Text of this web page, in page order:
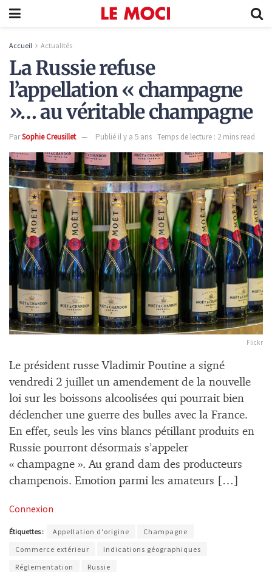
Accueil Actualités
La Russie refuse
l’appellation « champagne
»… au véritable champagne
ParSophie Creusillet Publié il y a 5 ans Temps de lecture : 2 mins read
Flickr
Le président russe Vladimir Poutine a signé
vendredi 2 juillet un amendement de la nouvelle
loi sur les boissons alcoolisées qui pourrait bien
déclencher une guerre des bulles avec la France.
En effet, seuls les vins blancs pétillant produits en
Russie pourront désormais s’appeler
« champagne ». Au grand dam des producteurs
champenois. Emotion parmi les amateurs […]
Connexion
Étiquettes : Appellation d'origine
Champagne
Commerce extérieur
Indications géographiques
Réglementation
Russie